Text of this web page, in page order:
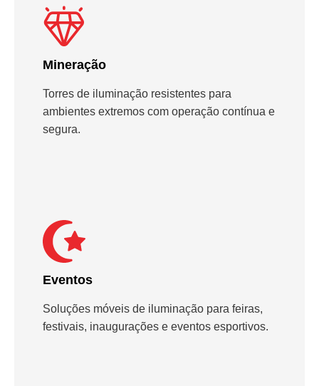
Mineração
Torres de iluminação resistentes para
ambientes extremos com operação contínua e
segura.
Eventos
Soluções móveis de iluminação para feiras,
festivais, inaugurações e eventos esportivos.